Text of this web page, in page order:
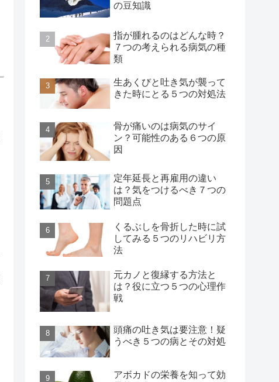
の豆知識
指が腫れるのはどんな時？
７つの考えられる病気の種
類
生あくびと吐き気が襲って
きた時にとる５つの対処法
骨が痛いのは病気のサイ
ン？可能性のある６つの原
因
定年延長と再雇用の違い
は？気をつけるべき７つの
問題点
くるぶしを骨折した時に試
してみる５つのリハビリ方
法
元カノと復縁する方法と
は？役に立つ５つの心理作
戦
頭痛の吐き気は要注意！疑
うべき５つの病とその対処
アボカドの栄養を知って効